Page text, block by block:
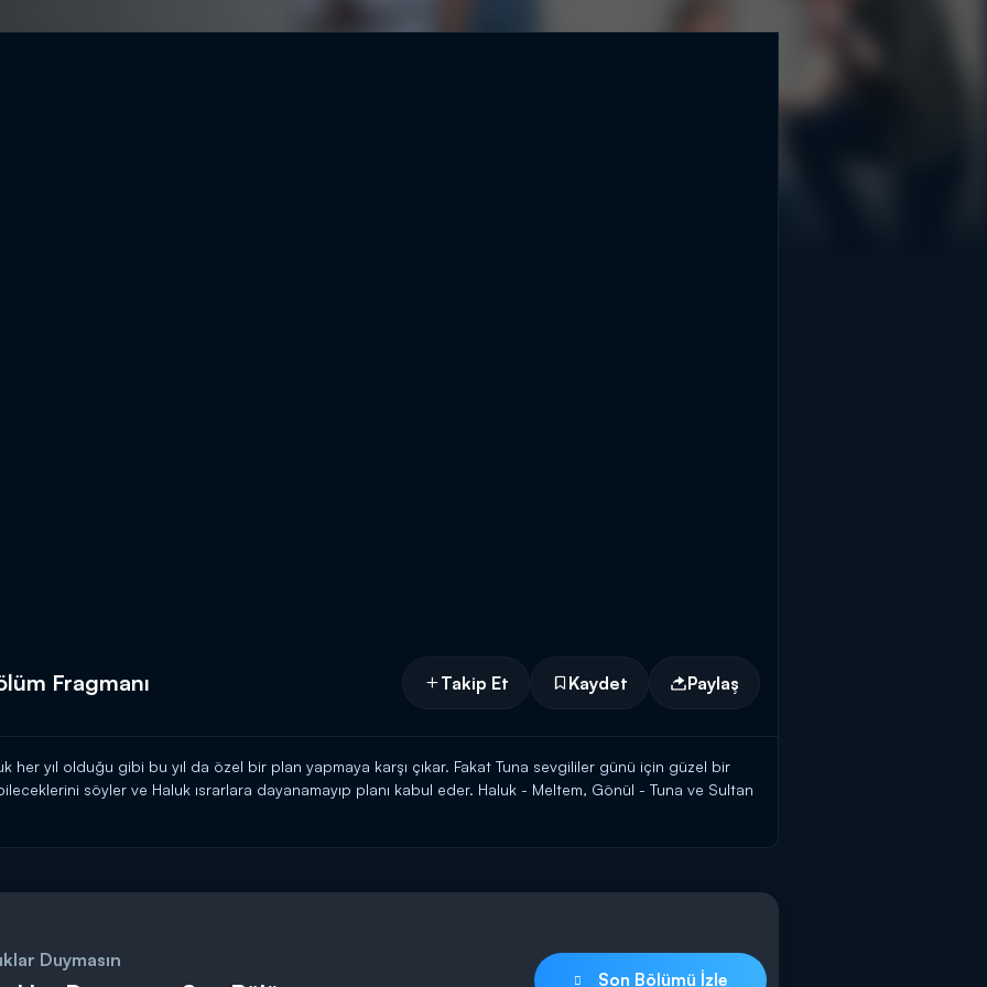
Fragmanı Takip Et Kaydet Paylaş
her yıl olduğu gibi bu yıl da özel bir plan yapmaya karşı çıkar. Fakat Tuna sevgililer günü için güzel bir
söyler ve Haluk ısrarlara dayanamayıp planı kabul eder. Haluk - Meltem, Gönül - Tuna ve Sultan
mekana gider. Ama Tuna'nın bulduğu mekanın yerinde yeller esmektedir.
var? Haluk'un tepkisi ne olacak?
19.45'te Kanal D'de!
Duymasın
Son Bölümü İzle